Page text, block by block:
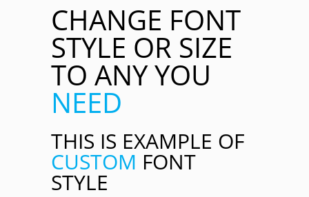
CHANGE FONT
STYLE OR SIZE
TO ANY YOU
NEED
THIS IS EXAMPLE OF
CUSTOM FONT
STYLE